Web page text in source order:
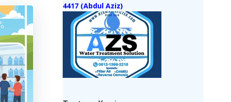
4417 (Abdul Aziz)